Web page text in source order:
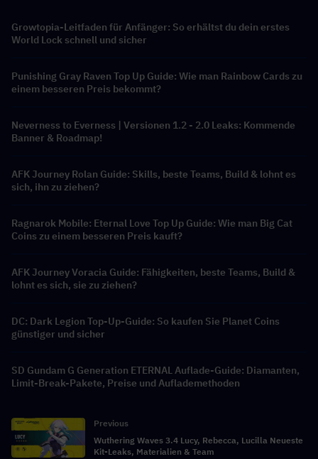
Growtopia-Leitfaden für Anfänger: So erhältst du dein erstes
World Lock schnell und sicher
Punishing Gray Raven Top Up Guide: Wie man Rainbow Cards zu
einem besseren Preis bekommt?
Neverness to Everness | Versionen 1.2 - 2.0 Leaks: Kommende
Banner & Roadmap!
AFK Journey Rolan Guide: Skills, beste Teams, Build & lohnt es
sich, ihn zu ziehen?
Ragnarok Mobile: Eternal Love Top Up Guide: Wie man Big Cat
Coins zu einem besseren Preis kauft?
AFK Journey Voracia Guide: Fähigkeiten, beste Teams, Build &
lohnt es sich, sie zu ziehen?
DC: Dark Legion Top-Up-Guide: So kaufen Sie Planet Coins
günstiger und sicher
SD Gundam G Generation ETERNAL Auflade-Guide: Diamanten,
Limit-Break-Pakete, Preise und Auflademethoden
Previous
Wuthering Waves 3.4 Lucy, Rebecca, Lucilla Neueste
Kit-Leaks, Materialien & Team